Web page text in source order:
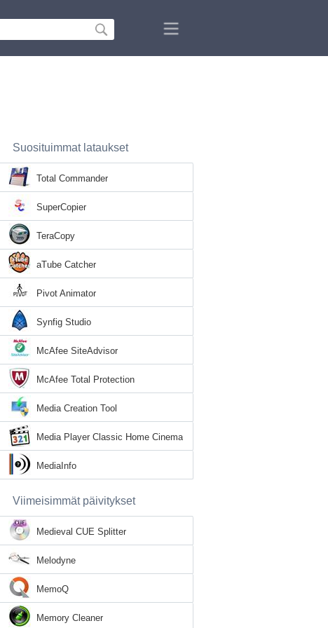
Suosituimmat lataukset
Total Commander
SuperCopier
TeraCopy
aTube Catcher
Pivot Animator
Synfig Studio
McAfee SiteAdvisor
McAfee Total Protection
Media Creation Tool
Media Player Classic Home Cinema
MediaInfo
Viimeisimmät päivitykset
Medieval CUE Splitter
Melodyne
MemoQ
Memory Cleaner